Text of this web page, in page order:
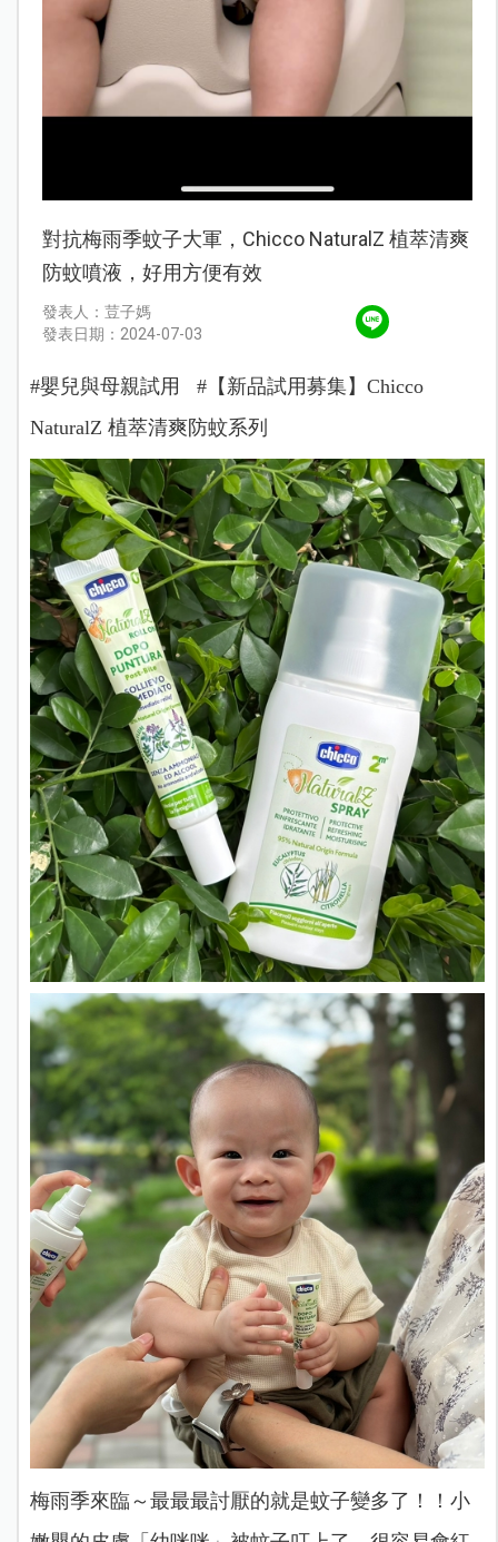
對抗梅雨季蚊子大軍，Chicco NaturalZ 植萃清爽
防蚊噴液，好用方便有效
發表人：荳子媽
發表日期：2024-07-03
#嬰兒與母親試用 #【新品試用募集】Chicco
NaturalZ 植萃清爽防蚊系列
梅雨季來臨～最最最討厭的就是蚊子變多了！！小